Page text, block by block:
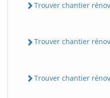
Trouver chantier
Trouver chantier
Trouver chantier